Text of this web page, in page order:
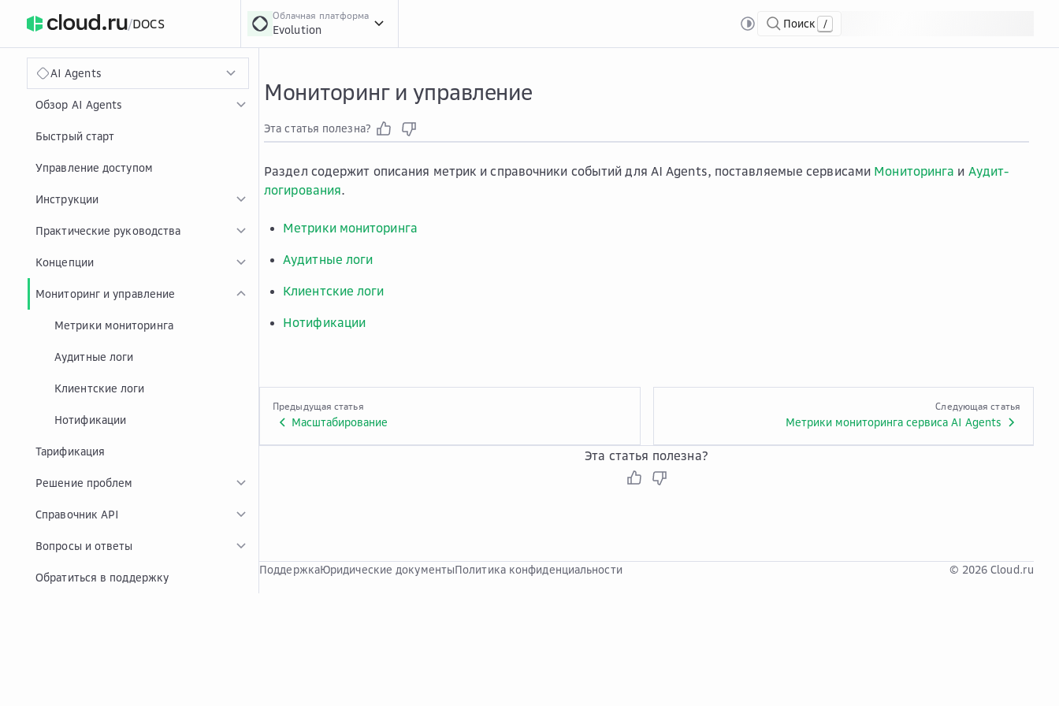
/DOCS
Облачная платформа
Evolution Поиск /
AI Agents
Обзор AI Agents
Быстрый старт
Управление доступом
Инструкции
Практические руководства
Концепции
Мониторинг и управление
Метрики мониторинга
Аудитные логи
Клиентские логи
Нотификации
Тарификация
Решение проблем
Справочник API
Вопросы и ответы
Обратиться в поддержку
Мониторинг и управление
Эта статья полезна?
Раздел содержит описания метрик и справочники событий для AI Agents, поставляемые сервисами Мониторинга и Аудит-
логирования.
Метрики мониторинга
Аудитные логи
Клиентские логи
Нотификации
Предыдущая статья
Масштабирование
Следующая статья
Метрики мониторинга сервиса AI Agents
Эта статья полезна?
ПоддержкаЮридические документыПолитика конфиденциальности © 2026 Cloud.ru